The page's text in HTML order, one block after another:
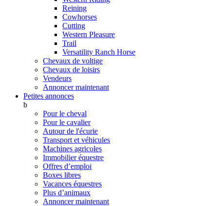
Reining
Cowhorses
Cutting
Western Pleasure
Trail
Versatility Ranch Horse
Chevaux de voltige
Chevaux de loisirs
Vendeurs
Annoncer maintenant
Petites annonces
b
Pour le cheval
Pour le cavalier
Autour de l'écurie
Transport et véhicules
Machines agricoles
Immobilier équestre
Offres d’emploi
Boxes libres
Vacances équestres
Plus d’animaux
Annoncer maintenant